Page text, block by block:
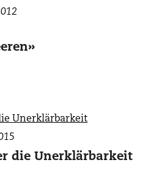
die Unerklärbarkeit